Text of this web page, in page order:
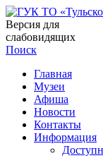
Версия для
слабовидящих
Поиск
Главная
Музеи
Афиша
Новости
Контакты
Информация